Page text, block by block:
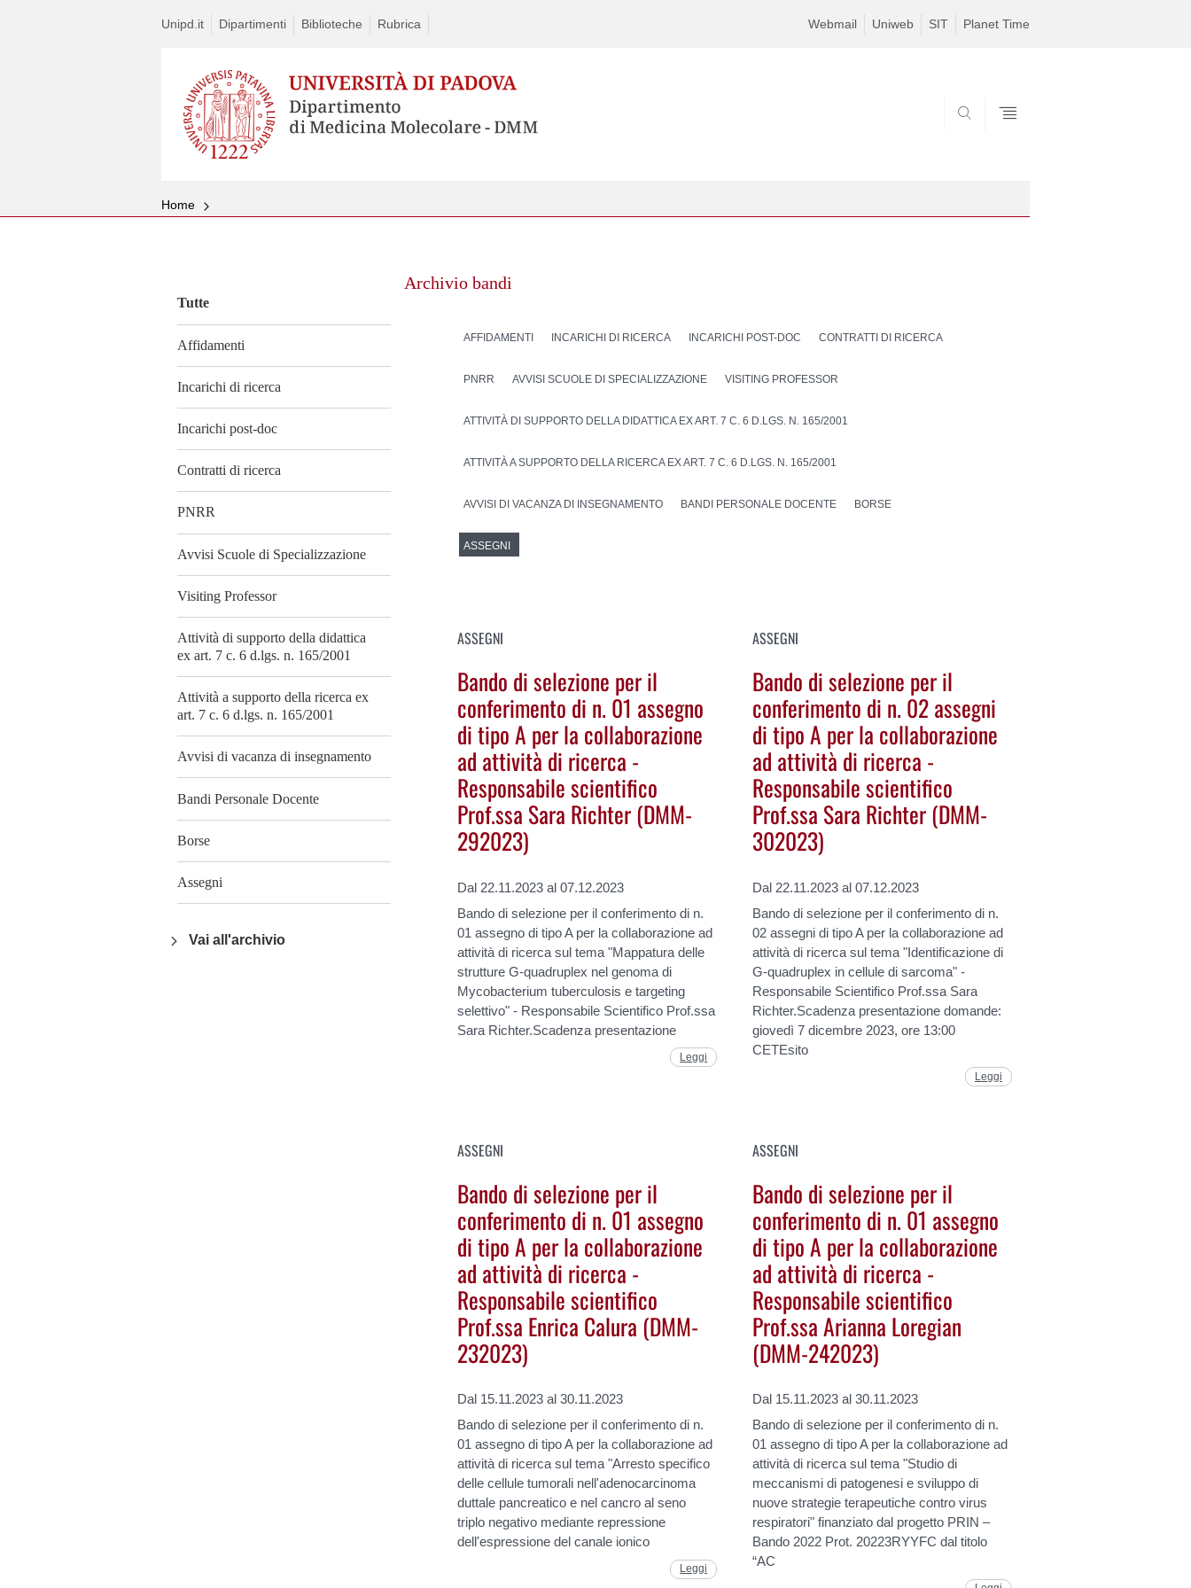
Unipd.it Dipartimenti Biblioteche Rubrica Webmail Uniweb SIT Planet Time
Home
Tutte
Affidamenti
Incarichi di ricerca
Incarichi post-doc
Contratti di ricerca
PNRR
Avvisi Scuole di Specializzazione
Visiting Professor
Attività di supporto della didattica
ex art. 7 c. 6 d.lgs. n. 165/2001
Attività a supporto della ricerca ex
art. 7 c. 6 d.lgs. n. 165/2001
Avvisi di vacanza di insegnamento
Bandi Personale Docente
Borse
Assegni
Vai all'archivio
Archivio bandi
AFFIDAMENTI INCARICHI DI RICERCA INCARICHI POST-DOC CONTRATTI DI RICERCA
PNRR AVVISI SCUOLE DI SPECIALIZZAZIONE VISITING PROFESSOR
ATTIVITÀ DI SUPPORTO DELLA DIDATTICA EX ART. 7 C. 6 D.LGS. N. 165/2001
ATTIVITÀ A SUPPORTO DELLA RICERCA EX ART. 7 C. 6 D.LGS. N. 165/2001
AVVISI DI VACANZA DI INSEGNAMENTO BANDI PERSONALE DOCENTE BORSE
ASSEGNI
ASSEGNI
Bando di selezione per il
conferimento di n. 01 assegno
di tipo A per la collaborazione
ad attività di ricerca -
Responsabile scientifico
Prof.ssa Sara Richter (DMM-
292023)
Dal 22.11.2023 al 07.12.2023
Bando di selezione per il conferimento di n.
01 assegno di tipo A per la collaborazione ad
attività di ricerca sul tema "Mappatura delle
strutture G-quadruplex nel genoma di
Mycobacterium tuberculosis e targeting
selettivo" - Responsabile Scientifico Prof.ssa
Sara Richter.Scadenza presentazione
Leggi
ASSEGNI
Bando di selezione per il
conferimento di n. 02 assegni
di tipo A per la collaborazione
ad attività di ricerca -
Responsabile scientifico
Prof.ssa Sara Richter (DMM-
302023)
Dal 22.11.2023 al 07.12.2023
Bando di selezione per il conferimento di n.
02 assegni di tipo A per la collaborazione ad
attività di ricerca sul tema "Identificazione di
G-quadruplex in cellule di sarcoma" -
Responsabile Scientifico Prof.ssa Sara
Richter.Scadenza presentazione domande:
giovedì 7 dicembre 2023, ore 13:00
CETEsito
Leggi
ASSEGNI
Bando di selezione per il
conferimento di n. 01 assegno
di tipo A per la collaborazione
ad attività di ricerca -
Responsabile scientifico
Prof.ssa Enrica Calura (DMM-
232023)
Dal 15.11.2023 al 30.11.2023
Bando di selezione per il conferimento di n.
01 assegno di tipo A per la collaborazione ad
attività di ricerca sul tema "Arresto specifico
delle cellule tumorali nell'adenocarcinoma
duttale pancreatico e nel cancro al seno
triplo negativo mediante repressione
dell'espressione del canale ionico
Leggi
ASSEGNI
Bando di selezione per il
conferimento di n. 01 assegno
di tipo A per la collaborazione
ad attività di ricerca -
Responsabile scientifico
Prof.ssa Arianna Loregian
(DMM-242023)
Dal 15.11.2023 al 30.11.2023
Bando di selezione per il conferimento di n.
01 assegno di tipo A per la collaborazione ad
attività di ricerca sul tema "Studio di
meccanismi di patogenesi e sviluppo di
nuove strategie terapeutiche contro virus
respiratori" finanziato dal progetto PRIN –
Bando 2022 Prot. 20223RYYFC dal titolo
“AC